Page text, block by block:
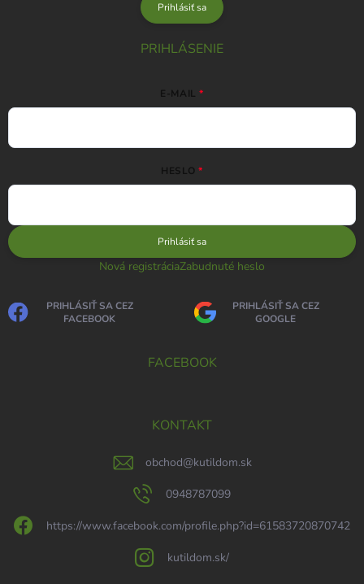
Prihlásiť sa
PRIHLÁSENIE
E-MAIL
HESLO
Prihlásiť sa
Nová registráciaZabudnuté heslo
PRIHLÁSIŤ SA CEZ
FACEBOOK
PRIHLÁSIŤ SA CEZ
GOOGLE
FACEBOOK
KONTAKT
obchod@kutildom.sk
0948787099
https://www.facebook.com/profile.php?id=61583720870742
kutildom.sk/